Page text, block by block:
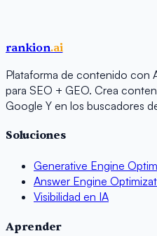
rankion.ai
Plataforma de contenido con
para SEO + GEO. Crea
Google Y en los buscadores
Soluciones
Generative Engine
Answer Engine
Visibilidad en IA
Aprender